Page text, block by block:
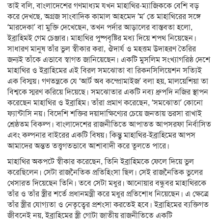
তাই বলি, বাংলাদেশের গণমাধ্যম যখন মাহাথির-ম্যাজিককে বেশি বড়
করে দেখছে, অগ্রজ সাংবাদিক কামাল আহমেদ ‘ম’ তে মাহাথিরের সঙ্গে
‘মারদেকা’ বা মুক্তি দেখেছেন, তখন পর্দার আড়ালের বাস্তবতা হলো,
ইব্রাহিমই গেম চেঞ্জার। মাহাথির পুষ্পবৃষ্টির মধ্য দিয়ে শপথ নিয়েছেন।
সাধারণ মানুষ তাঁর ভুল স্বীকার করা, ঔদার্য ও মহত্তম উদাহরণ তৈরির
জন্যই তাঁকে এভাবে স্বাগত জানিয়েছেন। একটি মুসলিম সংখ্যাগরিষ্ঠ দেশে
মাহাথির ও ইব্রাহিমের এই বিরল সমঝোতা বা রিকনসিলিয়েশন সত্যিই
এক বিস্ময়। গণতন্ত্রকে যে ‘আর্ট অব কম্প্রোমাইজ’ বলা হয়, মালয়েশিয়া তা
বিশ্বকে স্মরণ করিয়ে দিয়েছে। সমঝোতার একটি নব্য ধ্রুপদি নজির স্থাপন
করেছেন মাহাথির ও ইব্রাহিম। তাঁরা প্রমাণ করেছেন, ‘সমঝোতা’ কোনো
ফ্যান্টাসি নয়। বিদেশি শক্তির দয়াদাক্ষিণ্যের চেয়ে জনতায় ভরসা রাখাই
শ্রেষ্ঠতম বিকল্প। বাংলাদেশের রাজনীতিতে আপাতত আপসরফা নির্বাসিত
এবং কল্পনার বাইরের একটি বিষয়। কিন্তু মাহাথির-ইব্রাহিমের আপস
আমাদের অন্তত তত্ত্বগতভাবে আশাবাদী করে তুলতে পারে।
মাহাথির অকপটে স্বীকার করেছেন, তিনি ইব্রাহিমকে ফেলে দিয়ে ভুল
করেছিলেন। সেটা রাজনৈতিক প্রতিহিংসা ছিল। সেই রাজনৈতিক ভুলের
খেসারত দিয়েছেন তিনি। তবে সেটা মধুর। আনোয়ার বন্ধুবর মাহাথিরকে
তাঁর ও তাঁর স্ত্রীর শর্তে প্রধানমন্ত্রী করে মধুর প্রতিশোধ নিয়েছেন। এ ক্ষেত্রে
তাঁর স্ত্রীর যোগ্যতা ও নেতৃত্বের প্রশংসা করতেই হবে। ইব্রাহিমের ব্যক্তিগত
জীবনেই নয়, ইব্রাহিমের স্ত্রী গোটা জাতীয় রাজনীতিতে একটি